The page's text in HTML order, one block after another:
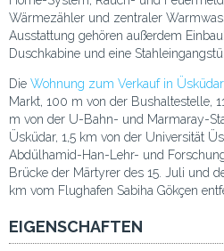
Wärmezähler und zentraler
Ausstattung gehören außerdem
Duschkabine und eine
Die Wohnung zum Verkauf in
Markt, 100 m von der Bushaltestelle,
m von der U-Bahn- und Marmaray-
Üsküdar, 1,5 km von der Universität
Abdülhamid-Han-Lehr- und
Brücke der Märtyrer des 15. Juli und
km vom Flughafen Sabiha Gökçen
EIGENSCHAFTEN